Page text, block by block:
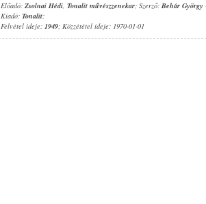
Előadó: Zsolnai Hédi, Tonalit művészzenekar; Szerző: Behár György
Kiadó: Tonalit;
Felvétel ideje: 1949; Közzététel ideje: 1970-01-01